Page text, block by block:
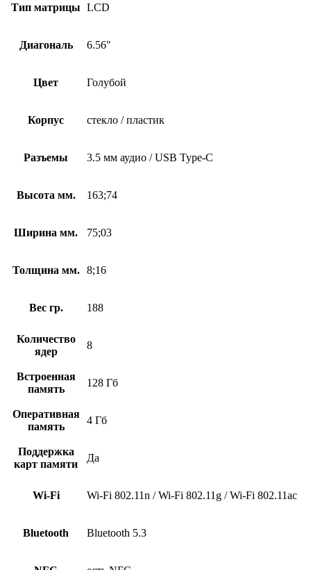
Тип матрицы LCD
Диагональ 6.56"
Цвет Голубой
Корпус стекло / пластик
Разъемы 3.5 мм аудио / USB Type-C
Высота мм. 163;74
Ширина мм. 75;03
Толщина мм. 8;16
Вес гр. 188
Количество
ядер
8
Встроенная
память
128 Гб
Оперативная
память
4 Гб
Поддержка
карт памяти
Да
Wi-Fi Wi-Fi 802.11n / Wi-Fi 802.11g / Wi-Fi 802.11ac
Bluetooth Bluetooth 5.3